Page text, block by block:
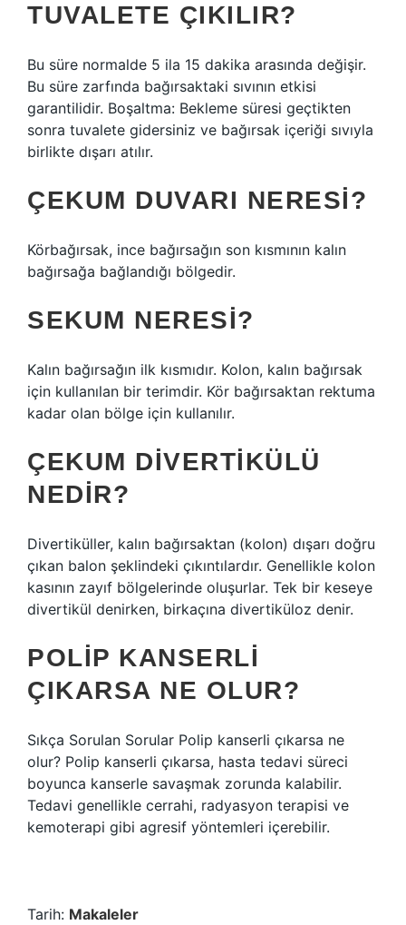
TUVALETE ÇIKILIR?
Bu süre normalde 5 ila 15 dakika arasında değişir.
Bu süre zarfında bağırsaktaki sıvının etkisi
garantilidir. Boşaltma: Bekleme süresi geçtikten
sonra tuvalete gidersiniz ve bağırsak içeriği sıvıyla
birlikte dışarı atılır.
ÇEKUM DUVARI NERESI?
Körbağırsak, ince bağırsağın son kısmının kalın
bağırsağa bağlandığı bölgedir.
SEKUM NERESI?
Kalın bağırsağın ilk kısmıdır. Kolon, kalın bağırsak
için kullanılan bir terimdir. Kör bağırsaktan rektuma
kadar olan bölge için kullanılır.
ÇEKUM DIVERTIKÜLÜ
NEDIR?
Divertiküller, kalın bağırsaktan (kolon) dışarı doğru
çıkan balon şeklindeki çıkıntılardır. Genellikle kolon
kasının zayıf bölgelerinde oluşurlar. Tek bir keseye
divertikül denirken, birkaçına divertiküloz denir.
POLIP KANSERLI
ÇIKARSA NE OLUR?
Sıkça Sorulan Sorular Polip kanserli çıkarsa ne
olur? Polip kanserli çıkarsa, hasta tedavi süreci
boyunca kanserle savaşmak zorunda kalabilir.
Tedavi genellikle cerrahi, radyasyon terapisi ve
kemoterapi gibi agresif yöntemleri içerebilir.
Tarih: Makaleler